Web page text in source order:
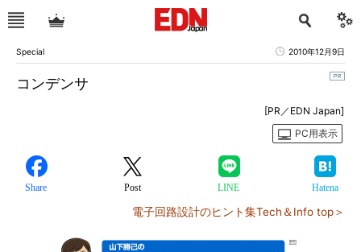
Special 2010年12月9日
コンデンサ
[PR／EDN Japan]
PC用表示
Share Post LINE Hatena
電子回路設計のヒント集Tech＆Info top＞